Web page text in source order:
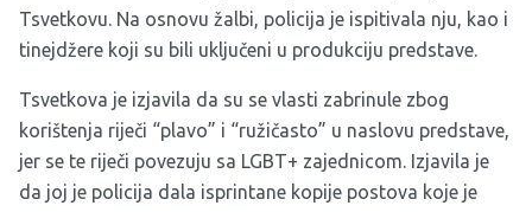
Tsvetkovu. Na osnovu žalbi, policija je ispitivala nju, kao i
tinejdžere koji su bili uključeni u produkciju predstave.
Tsvetkova je izjavila da su se vlasti zabrinule zbog
korištenja riječi “plavo” i “ružičasto” u naslovu predstave,
jer se te riječi povezuju sa LGBT+ zajednicom. Izjavila je
da joj je policija dala isprintane kopije postova koje je